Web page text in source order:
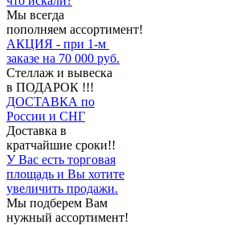
Мы всегда
пополняем ассортимент!
АКЦИЯ - при 1-м
заказе на 70 000 руб.
Стеллаж и вывеска
в ПОДАРОК !!!
ДОСТАВКА по
России и СНГ
Доставка в
кратчайшие сроки!!
У Вас есть торговая
площадь и Вы хотите
увеличить продажи.
Мы подберем Вам
нужный ассортимент!